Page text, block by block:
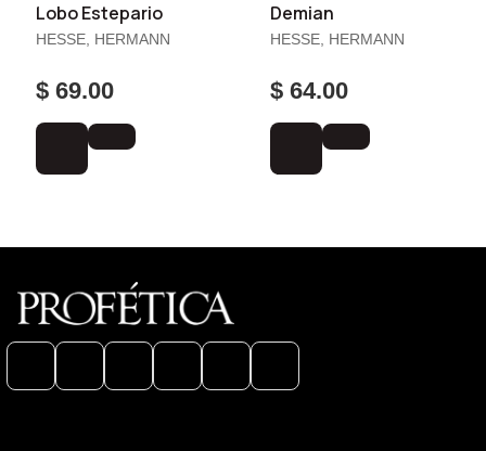
Lobo Estepario
HESSE, HERMANN
$ 69.00
Demian
HESSE, HERMANN
$ 64.00